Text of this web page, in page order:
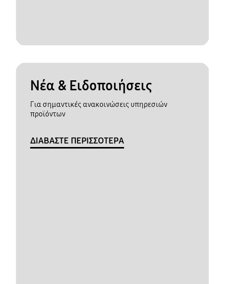
Νέα & Ειδοποιήσεις
Για σημαντικές ανακοινώσεις υπηρεσιών
προϊόντων
ΔΙΑΒΑΣΤΕ ΠΕΡΙΣΣΟΤΕΡΑ